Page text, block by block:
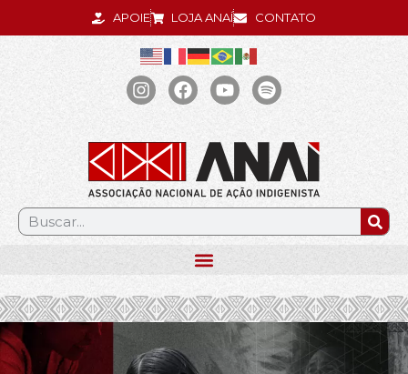
APOIE LOJA ANAÍ CONTATO
.